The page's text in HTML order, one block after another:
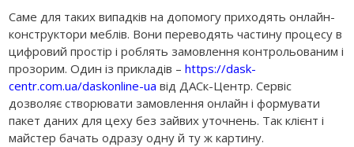
Саме для таких випадків на допомогу приходять онлайн-
конструктори меблів. Вони переводять частину процесу в
цифровий простір і роблять замовлення контрольованим і
прозорим. Один із прикладів –https://dask-
centr.com.ua/daskonline-ua від ДАСк-Центр. Сервіс
дозволяє створювати замовлення онлайн і формувати
пакет даних для цеху без зайвих уточнень. Так клієнт і
майстер бачать одразу одну й ту ж картину.